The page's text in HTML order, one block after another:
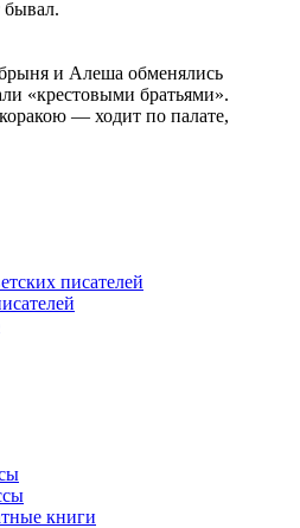
бывал.
и Алеша обменялись
«крестовыми братьями».
— ходит по палате,
писателей
книги